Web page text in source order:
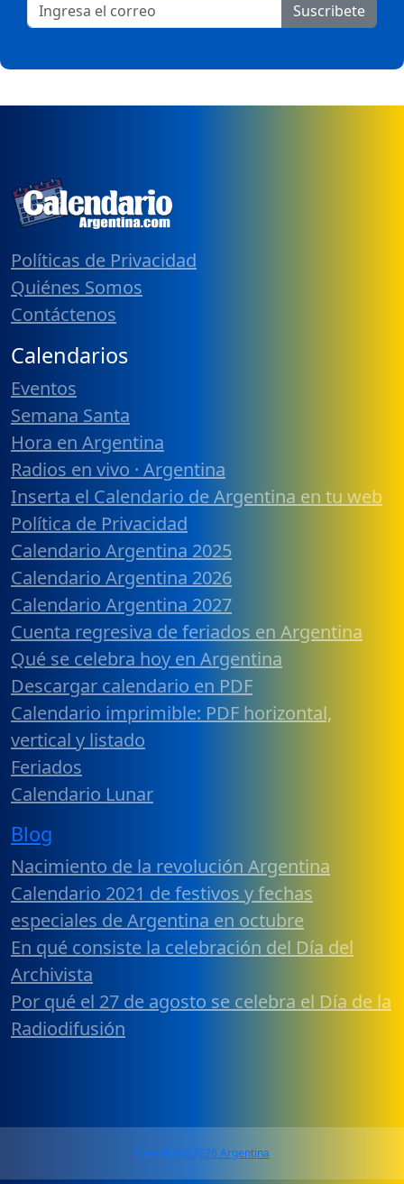
Suscribete
Políticas de Privacidad
Quiénes Somos
Contáctenos
Calendarios
Eventos
Semana Santa
Hora en Argentina
Radios en vivo · Argentina
Inserta el Calendario de Argentina en tu web
Política de Privacidad
Calendario Argentina 2025
Calendario Argentina 2026
Calendario Argentina 2027
Cuenta regresiva de feriados en Argentina
Qué se celebra hoy en Argentina
Descargar calendario en PDF
Calendario imprimible: PDF horizontal,
vertical y listado
Feriados
Calendario Lunar
Blog
Nacimiento de la revolución Argentina
Calendario 2021 de festivos y fechas
especiales de Argentina en octubre
En qué consiste la celebración del Día del
Archivista
Por qué el 27 de agosto se celebra el Día de la
Radiodifusión
Calendario 2026 Argentina